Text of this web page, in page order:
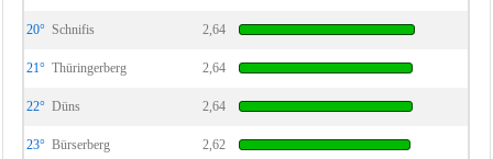
20° Schnifis 2,64
21° Thüringerberg 2,64
22° Düns 2,64
23° Bürserberg 2,62